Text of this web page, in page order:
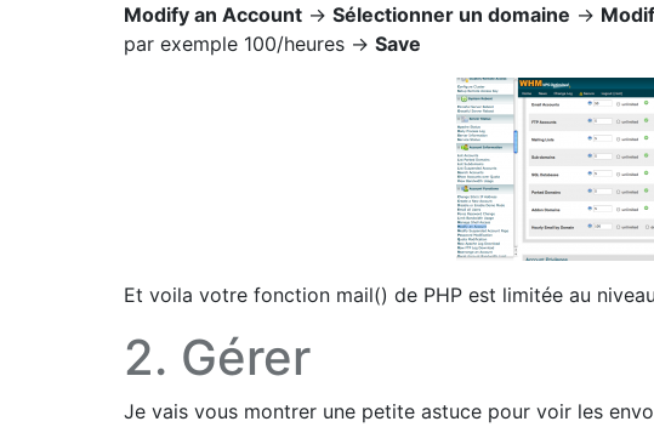
Modify an Account -> Sélectionner un domaine ->
par exemple 100/heures -> Save
Et voila votre fonction mail() de PHP est limitée au
2. Gérer
Je vais vous montrer une petite astuce pour voir les